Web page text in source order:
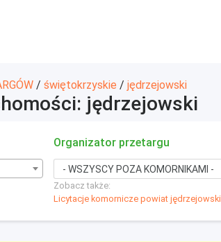
/ świętokrzyskie / jędrzejowski
jędrzejowski
Organizator przetargu
Zobacz także:
Licytacje komornicze powiat jędrzejowski